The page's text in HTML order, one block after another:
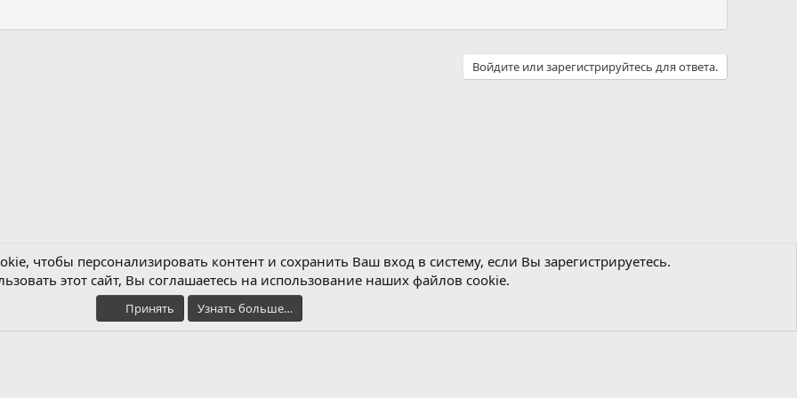
Войдите или зарегистрируйтесь для ответа.
Обратная связь Условия и правила Политика конфиденциальности
чтобы персонализировать контент и сохранить Ваш вход в систему, если Вы зарегистрируетесь.
этот сайт, Вы соглашаетесь на использование наших файлов cookie.
Принять Узнать больше…